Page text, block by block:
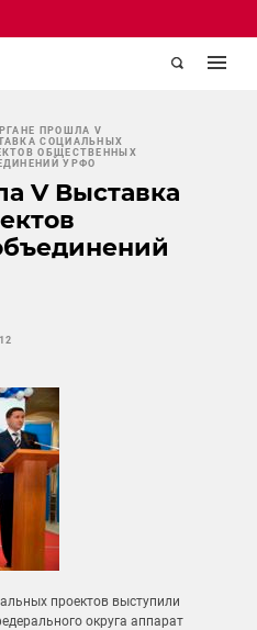
ПРОШЛА V
СОЦИАЛЬНЫХ
ОБЩЕСТВЕННЫХ
УРФО
V Выставка
проектов выступили
округа аппарат